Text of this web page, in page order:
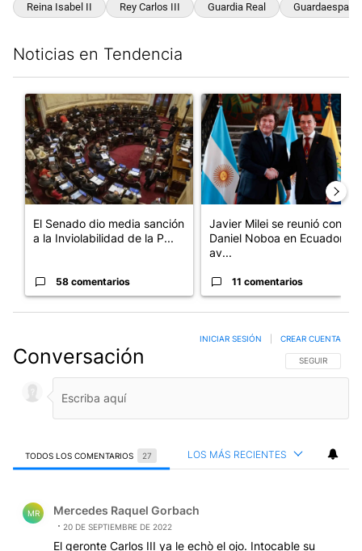
Reina Isabel II Rey Carlos III Guardia Real
Noticias en Tendencia
Un artículo de tendencia con el título "El Senado dio media
El Senado dio media sanción
a la Inviolabilidad de la P...
58 comentarios
Un artículo de tendencia con
Javier Milei se reunió con
Daniel Noboa en Ecuador y
av...
11 comentarios
Conversación SIGA ESTA
SEGUIR
INICIAR SESIÓN CREAR CUENTA
TODOS LOS COMENTARIOS 27 LOS MÁS RECIENTES
MR Mercedes Raquel Gorbach
20 DE SEPTIEMBRE DE 2022
El geronte Carlos III ya le echò el ojo. Intocable su